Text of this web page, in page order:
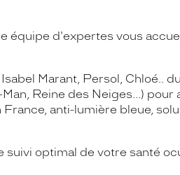
d'expertes vous
Marant, Persol, Chloé..
Reine des Neiges...)
anti-lumière bleue,
optimal de votre santé